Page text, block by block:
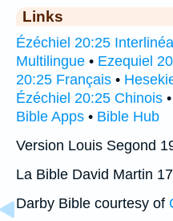
Links
Ézéchiel 20:25
Multilingue • Ezequiel
20:25 Français •
Ézéchiel 20:25 Chinois •
Bible Apps • Bible Hub
Version Louis Segond
La Bible David Martin
Darby Bible courtesy of